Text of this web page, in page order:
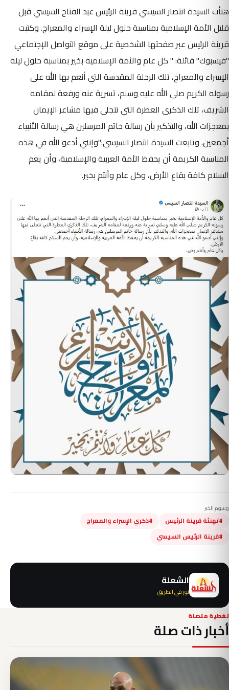
هنأت السيدة انتصار السيسي قرينة الرئيس عبد الفتاح السيسي قبل
قليل الأمة الإسلامية بمناسبة حلول ليلة الإسراء والمعراج. وكتبت
قرينة الرئيس عبر صفحتها الشخصية على موقع التواصل الإجتماعي
"فيسبوك" قائلة: " كل عام والأمة الإسلامية بخير بمناسبة حلول ليلة
الإسراء والمعراج، تلك الرحلة المقدسة التي أنعم بها الله على
رسوله الكريم صلى الله عليه وسلم، تسرية عنه ورفعة لمقامه
الشريف، تلك الذكرى العطرة التي تتجلى فيها مشاعر الإيمان
بمعجزات الله، والتذكير بأن رسالة خاتم المرسلين هي رسالة الأنبياء
أجمعين. وتابعت السيدة انتصار السيسي:"وإنني أدعو الله في هذه
المناسبة الكريمة أن يحفظ الأمة العربية والإسلامية، وأن يعم
السلام كافة بقاع الأرض، وكل عام وأنتم بخير.
وسوم الخبر
#تهنئة قرينة الرئيس
#ذكري الإسراء والمعراج
#قرينة الرئيس السيسي
الشعلة
نور في الطريق
تغطية متصلة
أخبار ذات صلة